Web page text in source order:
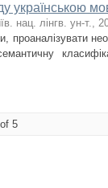
українською
нац. лінгв. ун-т.,
проаналізувати
5